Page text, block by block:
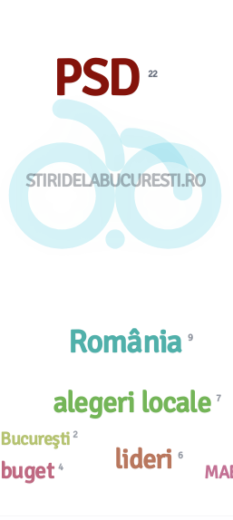
STIRIDELABUCURESTI.RO
Bucureşti 2
buget4
România 9
PSD22
alegeri locale 7
lideri 6